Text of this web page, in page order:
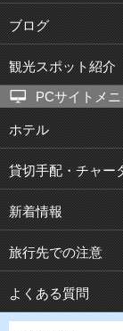
ブログ
観光スポット紹介
PCサイトメ
ホテル
貸切手配・チャー
新着情報
旅行先での注意
よくある質問